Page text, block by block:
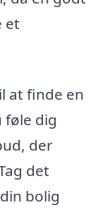
et
at finde en
føle dig
der
det
bolig